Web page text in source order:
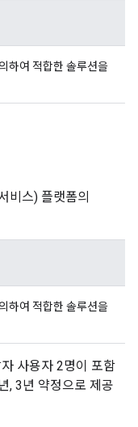
하여 적합한 솔루션을
비스) 플랫폼의
하여 적합한 솔루션을
사용자 2명이 포함
, 3년 약정으로 제공